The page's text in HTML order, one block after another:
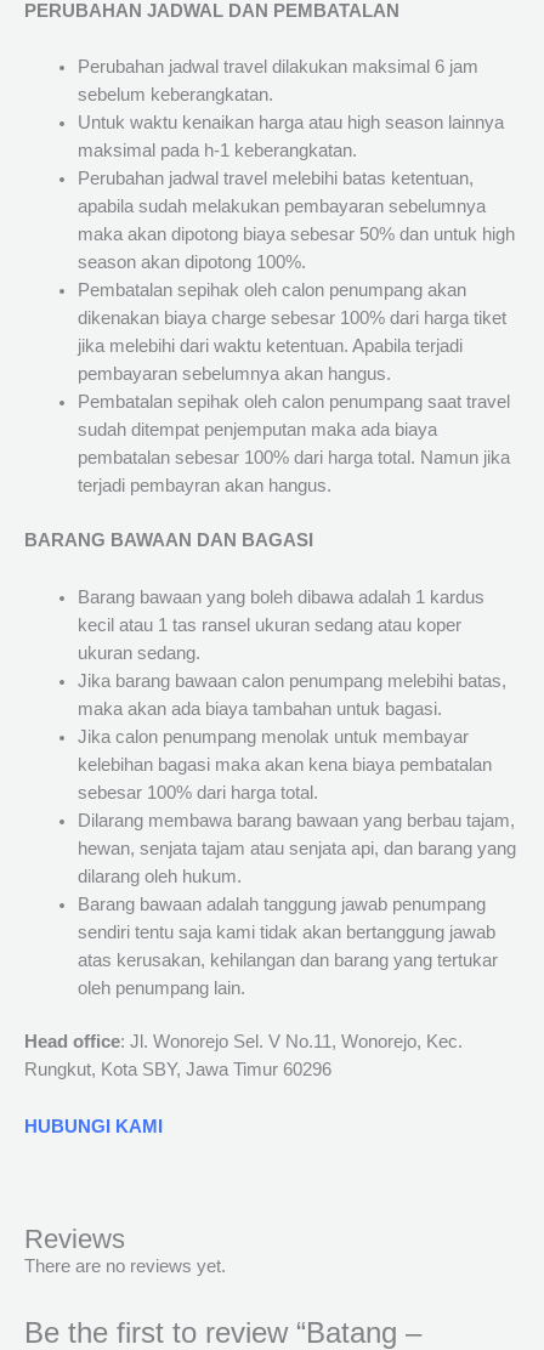
PERUBAHAN JADWAL DAN PEMBATALAN
Perubahan jadwal travel dilakukan maksimal 6 jam
sebelum keberangkatan.
Untuk waktu kenaikan harga atau high season lainnya
maksimal pada h-1 keberangkatan.
Perubahan jadwal travel melebihi batas ketentuan,
apabila sudah melakukan pembayaran sebelumnya
maka akan dipotong biaya sebesar 50% dan untuk high
season akan dipotong 100%.
Pembatalan sepihak oleh calon penumpang akan
dikenakan biaya charge sebesar 100% dari harga tiket
jika melebihi dari waktu ketentuan. Apabila terjadi
pembayaran sebelumnya akan hangus.
Pembatalan sepihak oleh calon penumpang saat travel
sudah ditempat penjemputan maka ada biaya
pembatalan sebesar 100% dari harga total. Namun jika
terjadi pembayran akan hangus.
BARANG BAWAAN DAN BAGASI
Barang bawaan yang boleh dibawa adalah 1 kardus
kecil atau 1 tas ransel ukuran sedang atau koper
ukuran sedang.
Jika barang bawaan calon penumpang melebihi batas,
maka akan ada biaya tambahan untuk bagasi.
Jika calon penumpang menolak untuk membayar
kelebihan bagasi maka akan kena biaya pembatalan
sebesar 100% dari harga total.
Dilarang membawa barang bawaan yang berbau tajam,
hewan, senjata tajam atau senjata api, dan barang yang
dilarang oleh hukum.
Barang bawaan adalah tanggung jawab penumpang
sendiri tentu saja kami tidak akan bertanggung jawab
atas kerusakan, kehilangan dan barang yang tertukar
oleh penumpang lain.
Head office: Jl. Wonorejo Sel. V No.11, Wonorejo, Kec.
Rungkut, Kota SBY, Jawa Timur 60296
HUBUNGI KAMI
Reviews
There are no reviews yet.
Be the first to review “Batang –